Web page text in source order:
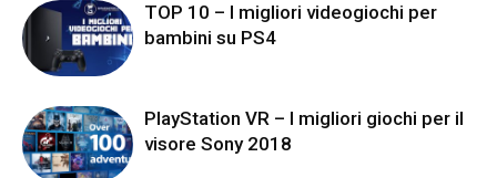
TOP 10 – I migliori videogiochi per
bambini su PS4
PlayStation VR – I migliori giochi per il
visore Sony 2018